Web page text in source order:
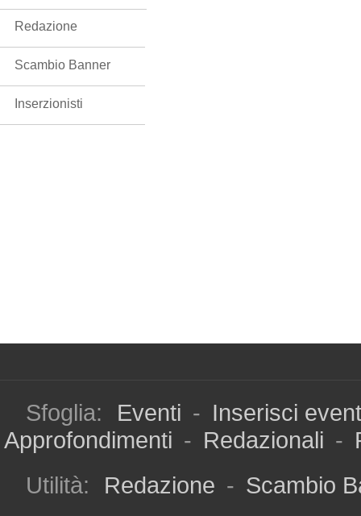
Redazione
Scambio Banner
Inserzionisti
Sfoglia: Eventi - Inserisci
Approfondimenti - Redazionali -
Utilità:
Redazione - Scambio